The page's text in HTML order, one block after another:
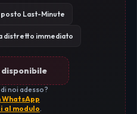
Last-Minute
distretto immediato
noi adesso?
WhatsApp
al modulo.